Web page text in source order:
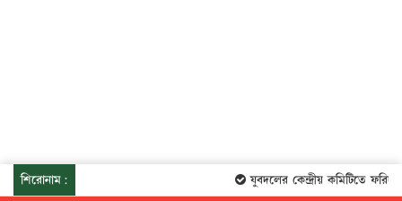
শিরোনাম: যুবদলের কেন্দ্রীয় কমিটিতে